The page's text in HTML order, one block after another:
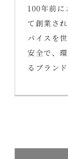
100年前に
て創業さ
パイスを
安全で、
るブランド